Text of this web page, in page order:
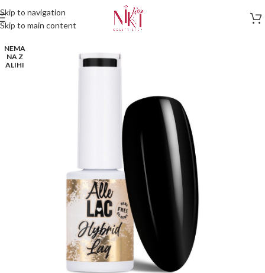
Skip to navigation
Skip to main content
NEMA
NA Z
ALIHI